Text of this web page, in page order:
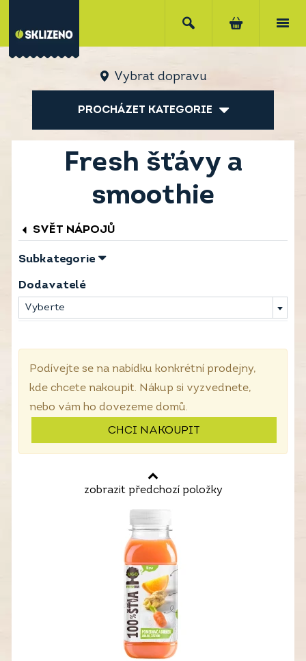
Vybrat dopravu
PROCHÁZET KATEGORIE
Fresh šťávy a
smoothie
SVĚT NÁPOJŮ
Subkategorie
Dodavatelé
Vyberte
Podívejte se na nabídku konkrétní prodejny,
kde chcete nakoupit. Nákup si vyzvednete,
nebo vám ho dovezeme domů.
CHCI NAKOUPIT
zobrazit předchozí položky